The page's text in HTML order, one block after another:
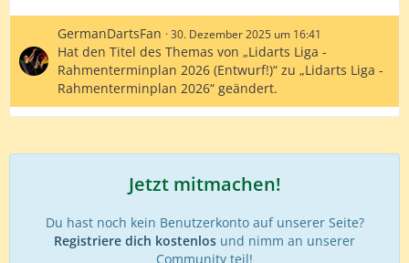
GermanDartsFan 30. Dezember 2025 um 16:41
Hat den Titel des Themas von „Lidarts Liga -
Rahmenterminplan 2026 (Entwurf!)“ zu „Lidarts Liga -
Rahmenterminplan 2026“ geändert.
Jetzt mitmachen!
Du hast noch kein Benutzerkonto auf unserer Seite?
Registriere dich kostenlos und nimm an unserer
Community teil!